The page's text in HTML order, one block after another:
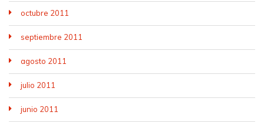
octubre 2011
septiembre 2011
agosto 2011
julio 2011
junio 2011